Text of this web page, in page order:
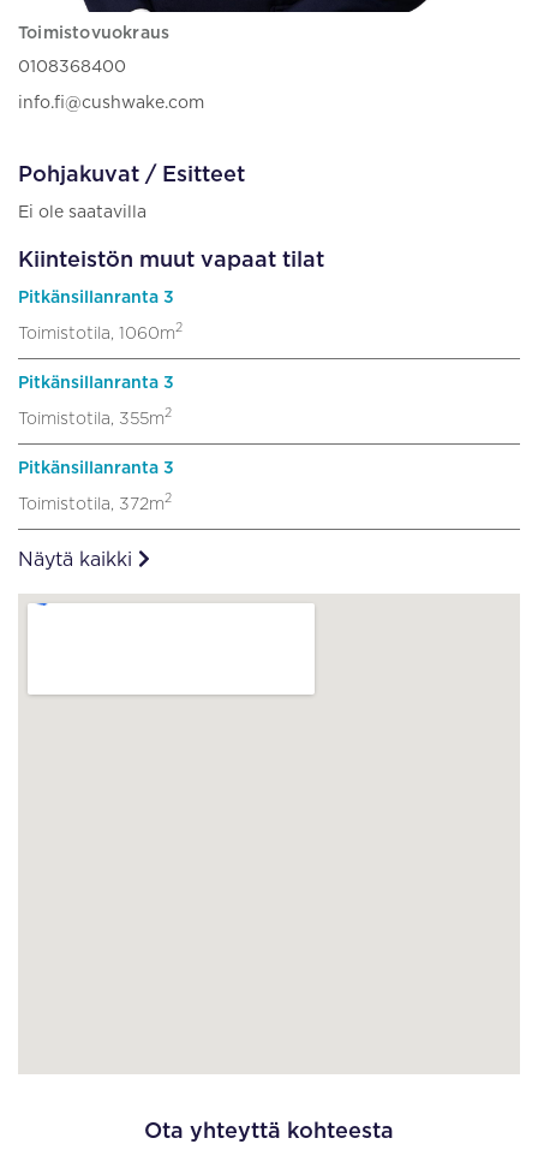
Toimistovuokraus
0108368400
info.fi@cushwake.com
Pohjakuvat / Esitteet
Ei ole saatavilla
Kiinteistön muut vapaat tilat
Pitkänsillanranta 3
Toimistotila, 1060m2
Pitkänsillanranta 3
Toimistotila, 355m2
Pitkänsillanranta 3
Toimistotila, 372m2
Näytä kaikki
Ota yhteyttä kohteesta